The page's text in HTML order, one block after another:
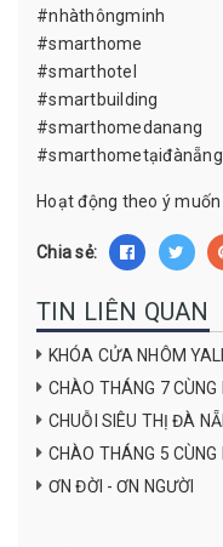
#nhàthôngminh
#smarthome
#smarthotel
#smartbuilding
#smarthomedanang
#smarthometạiđànẵng
Hoạt động theo ý
Chia sẻ:
TIN LIÊN QUAN
KHÓA CỬA NHÔM
CHÀO THÁNG 7 CÙNG
CHUỖI SIÊU THỊ ĐÀ
CHÀO THÁNG 5 CÙNG
ƠN ĐỜI - ƠN NGƯỜI